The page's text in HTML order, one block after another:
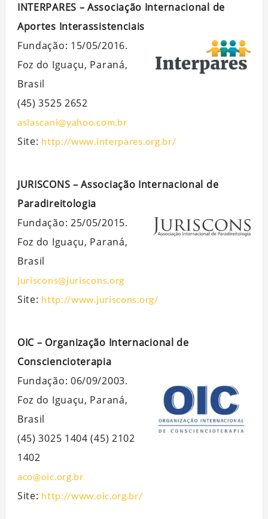
INTERPARES – Associação Internacional de
Aportes Interassistenciais
Fundação: 15/05/2016.
Foz do Iguaçu, Paraná,
Brasil
(45) 3525 2652
aslascani@yahoo.com.br
Site: http://www.interpares.org.br/
JURISCONS – Associação Internacional de
Paradireitologia
Fundação: 25/05/2015.
Foz do Iguaçu, Paraná,
Brasil
juriscons@juriscons.org
Site: http://www.juriscons.org/
OIC – Organização Internacional de
Consciencioterapia
Fundação: 06/09/2003.
Foz do Iguaçu, Paraná,
Brasil
(45) 3025 1404 (45) 2102
1402
aco@oic.org.br
Site: http://www.oic.org.br/